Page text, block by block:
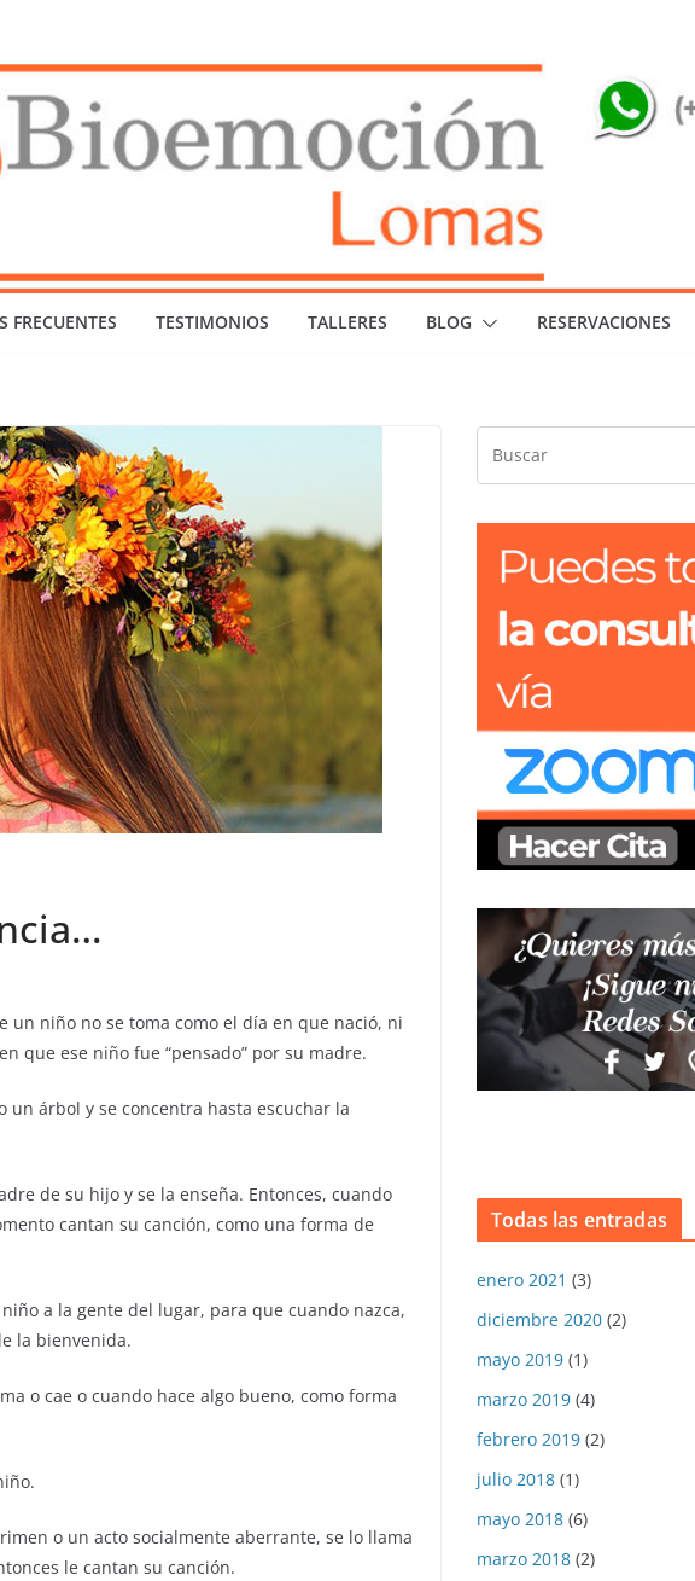
FRECUENTES TESTIMONIOS TALLERES BLOG RESERVACIONES
niño no se toma como el día en que nació, ni
que ese niño fue “pensado” por su madre.
árbol y se concentra hasta escuchar la
de su hijo y se la enseña. Entonces, cuando
cantan su canción, como una forma de
a la gente del lugar, para que cuando nazca,
la bienvenida.
o cae o cuando hace algo bueno, como forma
o un acto socialmente aberrante, se lo llama
le cantan su canción.
Todas las entradas
enero 2021 (3)
diciembre 2020 (2)
mayo 2019 (1)
marzo 2019 (4)
febrero 2019 (2)
julio 2018 (1)
mayo 2018 (6)
marzo 2018 (2)